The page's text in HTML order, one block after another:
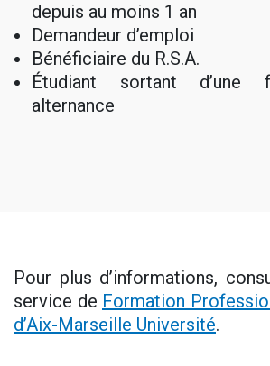
depuis au moins 1 an
Demandeur d’emploi
Bénéficiaire du R.S.A.
Étudiant sortant d’une
alternance
Pour plus d’informations,
service de Formation
d’Aix-Marseille Université.